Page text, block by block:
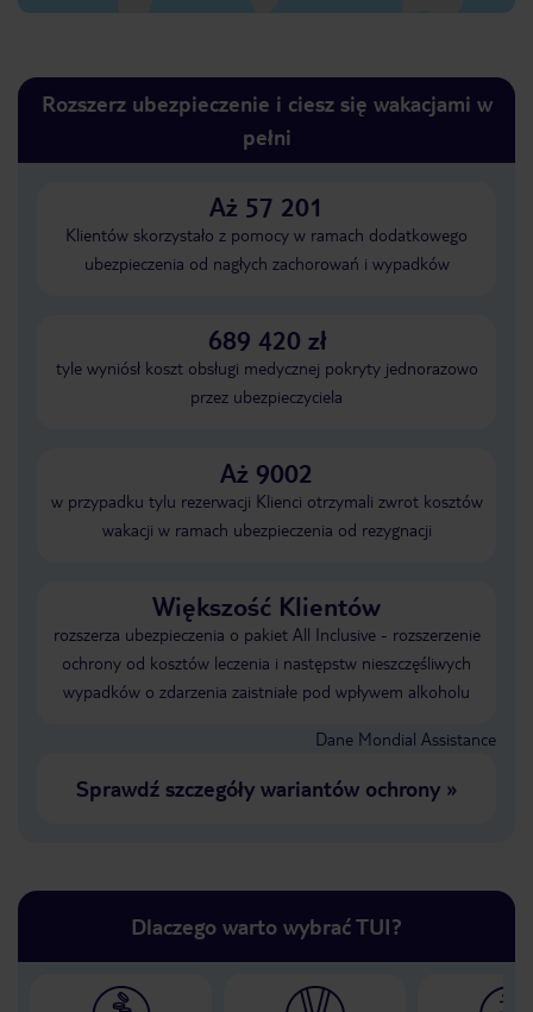
Rozszerz ubezpieczenie i ciesz się wakacjami w
pełni
Aż 57 201
Klientów skorzystało z pomocy w ramach dodatkowego
ubezpieczenia od nagłych zachorowań i wypadków
689 420 zł
tyle wyniósł koszt obsługi medycznej pokryty jednorazowo
przez ubezpieczyciela
Aż 9002
w przypadku tylu rezerwacji Klienci otrzymali zwrot kosztów
wakacji w ramach ubezpieczenia od rezygnacji
Większość Klientów
rozszerza ubezpieczenia o pakiet All Inclusive - rozszerzenie
ochrony od kosztów leczenia i następstw nieszczęśliwych
wypadków o zdarzenia zaistniałe pod wpływem alkoholu
Dane Mondial Assistance
Sprawdź szczegóły wariantów ochrony»
Dlaczego warto wybrać TUI?